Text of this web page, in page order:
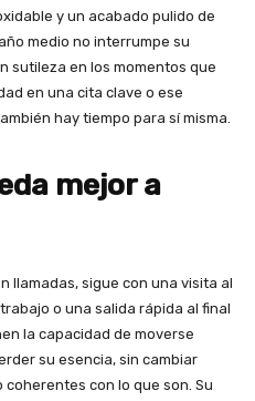
y un acabado pulido de
medio no interrumpe su
sutileza en los momentos que
en una cita clave o ese
hay tiempo para sí misma.
mejor a
llamadas, sigue con una visita al
o una salida rápida al final
la capacidad de moverse
su esencia, sin cambiar
con lo que son. Su